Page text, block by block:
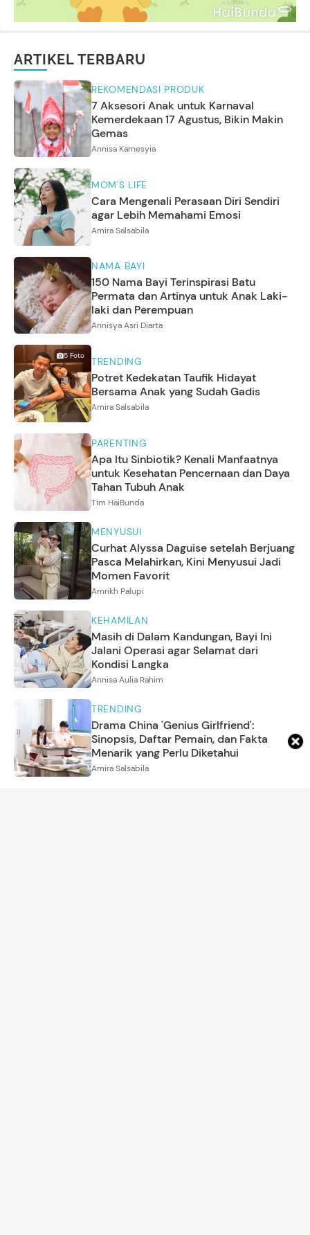
ARTIKEL TERBARU
REKOMENDASI PRODUK
7 Aksesori Anak untuk Karnaval
Kemerdekaan 17 Agustus, Bikin Makin
Gemas
Annisa Karnesyia
MOM'S LIFE
Cara Mengenali Perasaan Diri Sendiri
agar Lebih Memahami Emosi
Amira Salsabila
NAMA BAYI
150 Nama Bayi Terinspirasi Batu
Permata dan Artinya untuk Anak Laki-
laki dan Perempuan
Annisya Asri Diarta
5 Foto TRENDING
Potret Kedekatan Taufik Hidayat
Bersama Anak yang Sudah Gadis
Amira Salsabila
PARENTING
Apa Itu Sinbiotik? Kenali Manfaatnya
untuk Kesehatan Pencernaan dan Daya
Tahan Tubuh Anak
Tim HaiBunda
MENYUSUI
Curhat Alyssa Daguise setelah Berjuang
Pasca Melahirkan, Kini Menyusui Jadi
Momen Favorit
Amrikh Palupi
KEHAMILAN
Masih di Dalam Kandungan, Bayi Ini
Jalani Operasi agar Selamat dari
Kondisi Langka
Annisa Aulia Rahim
TRENDING
Drama China 'Genius Girlfriend':
Sinopsis, Daftar Pemain, dan Fakta
Menarik yang Perlu Diketahui
Amira Salsabila